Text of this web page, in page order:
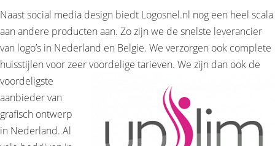
Naast social media design biedt Logosnel.nl nog een heel scala
aan andere producten aan. Zo zijn we de snelste leverancier
van logo’s in Nederland en België. We verzorgen ook complete
huisstijlen voor zeervoordelige tarieven. We zijn dan ook de
voordeligste
aanbieder van
grafisch ontwerp
in Nederland. Al